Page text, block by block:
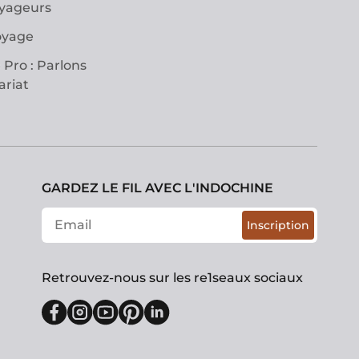
Pro : Parlons
GARDEZ LE FIL AVEC L'INDOCHINE
Inscription
Retrouvez-nous sur les re1seaux sociaux